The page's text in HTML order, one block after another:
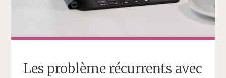
Les problème récurrents avec